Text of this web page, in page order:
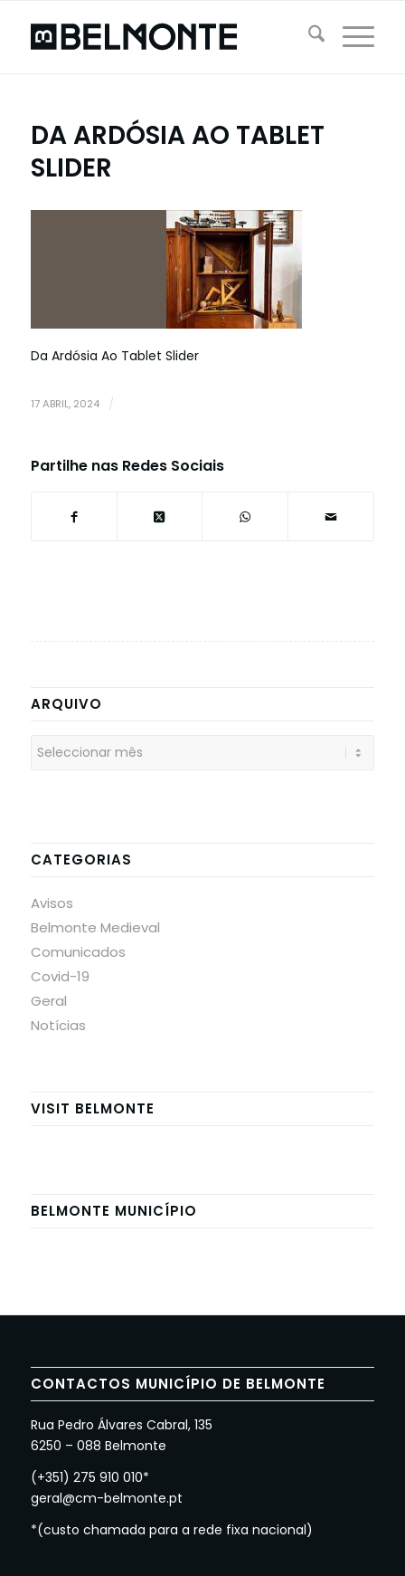
DA ARDÓSIA AO TABLET
SLIDER
Da Ardósia Ao Tablet Slider
17 ABRIL, 2024 /
Partilhe nas Redes Sociais
ARQUIVO
CATEGORIAS
Avisos
Belmonte Medieval
Comunicados
Covid-19
Geral
Notícias
VISIT BELMONTE
BELMONTE MUNICÍPIO
CONTACTOS MUNICÍPIO DE BELMONTE
Rua Pedro Álvares Cabral, 135
6250 – 088 Belmonte
(+351) 275 910 010*
geral@cm-belmonte.pt
*(custo chamada para a rede fixa nacional)